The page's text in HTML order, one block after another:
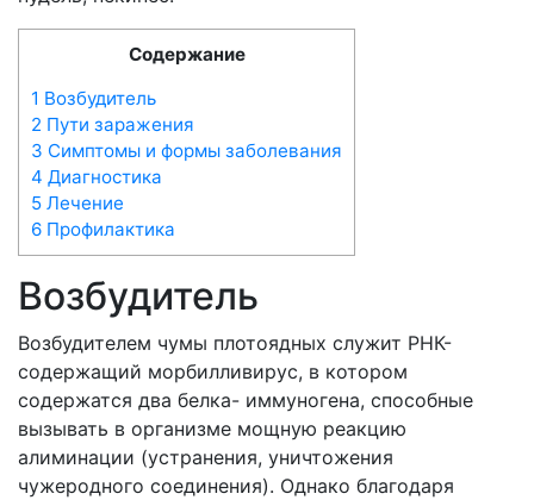
Содержание
1 Возбудитель
2 Пути заражения
3 Симптомы и формы заболевания
4 Диагностика
5 Лечение
6 Профилактика
Возбудитель
Возбудителем чумы плотоядных служит РНК-
содержащий морбилливирус, в котором
содержатся два белка- иммуногена, способные
вызывать в организме мощную реакцию
алиминации (устранения, уничтожения
чужеродного соединения). Однако благодаря